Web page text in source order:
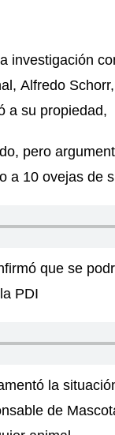
investigación
Alfredo
a su propiedad,
pero
a 10 ovejas de
que se
PDI
la
de